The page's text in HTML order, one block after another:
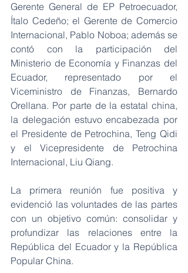
Gerente General de EP Petroecuador,
Ítalo Cedeño; el Gerente de Comercio
Internacional, Pablo Noboa; además se
contó con la participación del
Ministerio de Economía y Finanzas del
Ecuador, representado por el
Viceministro de Finanzas, Bernardo
Orellana. Por parte de la estatal china,
la delegación estuvo encabezada por
el Presidente de Petrochina, Teng Qidi
y el Vicepresidente de Petrochina
Internacional, Liu Qiang.
La primera reunión fue positiva y
evidenció las voluntades de las partes
con un objetivo común: consolidar y
profundizar las relaciones entre la
República del Ecuador y la República
Popular China.